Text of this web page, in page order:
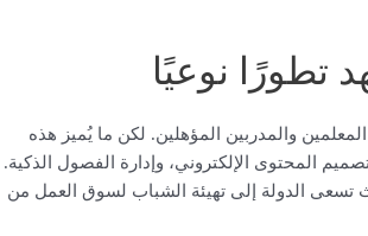
تطورًا نوعيًا
والمدربين المؤهلين. لكن ما يُميز هذه
المحتوى الإلكتروني، وإدارة الفصول الذكية.
تسعى الدولة إلى تهيئة الشباب لسوق العمل من